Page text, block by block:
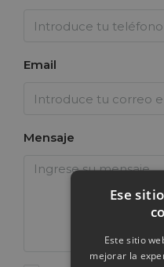
Email
Mensaje
Ese
Este sitio
mejorar la